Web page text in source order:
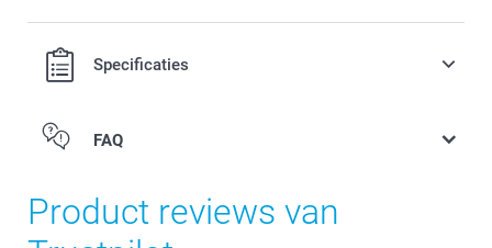
Specificaties
FAQ
Product reviews van